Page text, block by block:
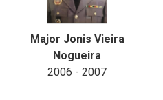
Major Jonis Vieira
Nogueira
2006 - 2007